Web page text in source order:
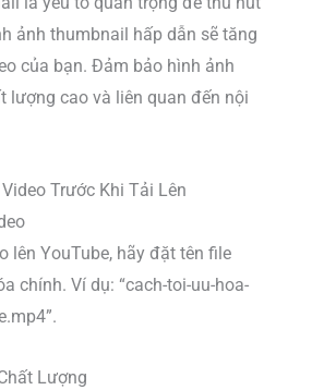
ảnh thumbnail hấp dẫn sẽ tăng
của bạn. Đảm bảo hình ảnh
lượng cao và liên quan đến nội
Trước Khi Tải Lên
lên YouTube, hãy đặt tên file
chính. Ví dụ: “cach-toi-uu-hoa-
Lượng